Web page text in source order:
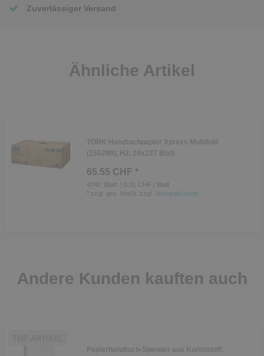
Zuverlässiger Versand
Ähnliche Artikel
TORK Handtuchpapier Xpress Multifold
(150299), H2, 20x237 Blatt
65.55 CHF *
4740 Blatt
| 0.01 CHF / Blatt
zzgl. ges. MwSt. zzgl. Versandkosten
Andere Kunden kauften auch
Papierhandtuch-Spender aus Kunststoff,